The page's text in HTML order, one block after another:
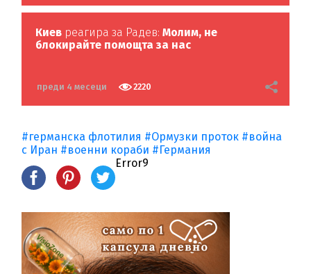
Киев реагира за Радев:Молим, не
блокирайте помощта за нас
преди 4 месеци 2220
#германска флотилия #Ормузки проток #война
с Иран #военни кораби #Германия
Error9